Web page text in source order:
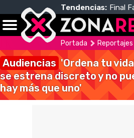
Tendencias: Final
Portada Reportajes
Audiencias 'Ordena tu
se estrena discreto y no
hay más que uno'